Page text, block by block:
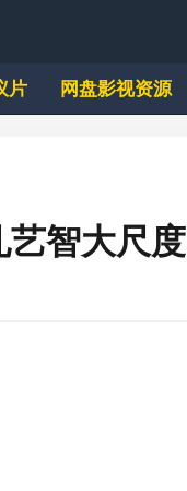
片 网盘影视资源
智大尺度